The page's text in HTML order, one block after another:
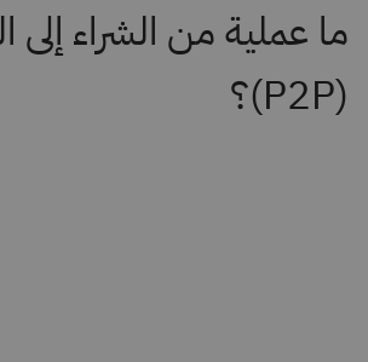
ما عملية من الشراء إلى
(P2P)؟